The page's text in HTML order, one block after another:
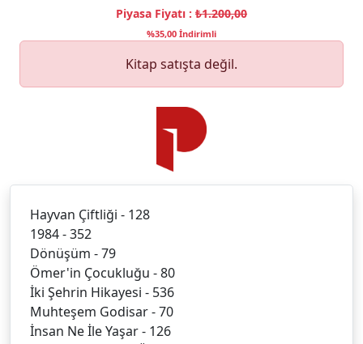
Piyasa Fiyatı : ₺1.200,00
%35,00 İndirimli
Kitap satışta değil.
Hayvan Çiftliği - 128
1984 - 352
Dönüşüm - 79
Ömer'in Çocukluğu - 80
İki Şehrin Hikayesi - 536
Muhteşem Godisar - 70
İnsan Ne İle Yaşar - 126